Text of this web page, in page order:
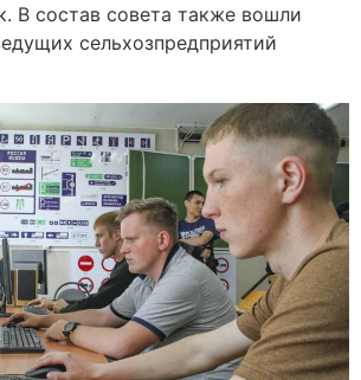
В состав совета также вошли
сельхозпредприятий